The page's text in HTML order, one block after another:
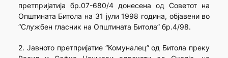
претпријатија бр.07-680/4 донесена од Советот на
Општината Битола на 31 јули 1998 година, објавени во
“Службен гласник на Општината Битола” бр.4/98.
2. Јавното претпријатие “Комуналец” од Битола преку